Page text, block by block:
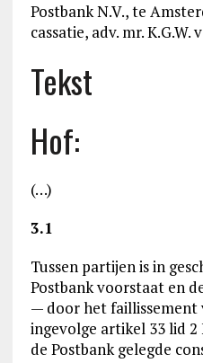
Postbank N.V., te
cassatie, adv. mr. K.G.W.
Tekst
Hof:
(…)
3.1
Tussen partijen is in
Postbank voorstaat en
— door het faillissement
ingevolge artikel 33 lid
de Postbank gelegde